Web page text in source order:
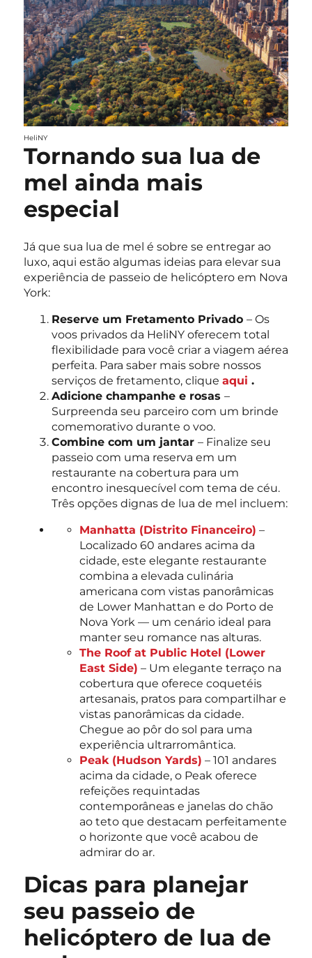
HeliNY
Tornando sua lua de
mel ainda mais
especial
Já que sua lua de mel é sobre se entregar ao
luxo, aqui estão algumas ideias para elevar sua
experiência de passeio de helicóptero em Nova
York:
Reserve um Fretamento Privado – Os
voos privados da HeliNY oferecem total
flexibilidade para você criar a viagem aérea
perfeita. Para saber mais sobre nossos
serviços de fretamento, clique aqui .
Adicione champanhe e rosas –
Surpreenda seu parceiro com um brinde
comemorativo durante o voo.
Combine com um jantar – Finalize seu
passeio com uma reserva em um
restaurante na cobertura para um
encontro inesquecível com tema de céu.
Três opções dignas de lua de mel incluem:
Manhatta (Distrito Financeiro) –
Localizado 60 andares acima da
cidade, este elegante restaurante
combina a elevada culinária
americana com vistas panorâmicas
de Lower Manhattan e do Porto de
Nova York — um cenário ideal para
manter seu romance nas alturas.
The Roof at Public Hotel (Lower
East Side) – Um elegante terraço na
cobertura que oferece coquetéis
artesanais, pratos para compartilhar e
vistas panorâmicas da cidade.
Chegue ao pôr do sol para uma
experiência ultrarromântica.
Peak (Hudson Yards) – 101 andares
acima da cidade, o Peak oferece
refeições requintadas
contemporâneas e janelas do chão
ao teto que destacam perfeitamente
o horizonte que você acabou de
admirar do ar.
Dicas para planejar
seu passeio de
helicóptero de lua de